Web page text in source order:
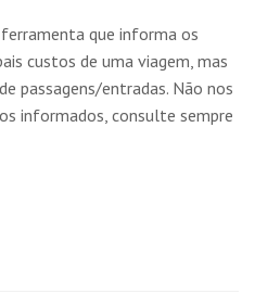
que informa os
custos de uma viagem, mas
passagens/entradas. Não nos
informados, consulte sempre